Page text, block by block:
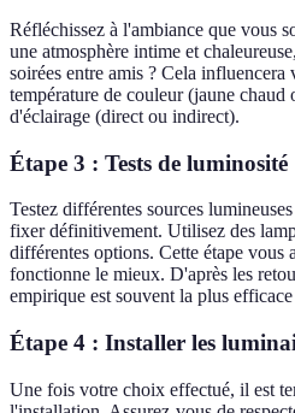
Réfléchissez à l'ambiance que vous
une atmosphère intime et
soirées entre amis ? Cela influencera
température de couleur (jaune
d'éclairage (direct ou indirect).
Étape 3 : Tests de luminosité
Testez différentes sources
fixer définitivement. Utilisez des
différentes options. Cette étape vous
fonctionne le mieux. D'après les
empirique est souvent la plus
Étape 4 : Installer les
Une fois votre choix effectué, il est